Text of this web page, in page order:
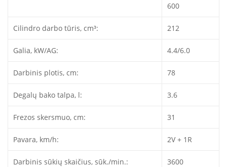
600
Cilindro darbo tūris, cm³: 212
Galia, kW/AG: 4.4/6.0
Darbinis plotis, cm: 78
Degalų bako talpa, l: 3.6
Frezos skersmuo, cm: 31
Pavara, km/h: 2V + 1R
Darbinis sūkių skaičius, sūk./min.: 3600